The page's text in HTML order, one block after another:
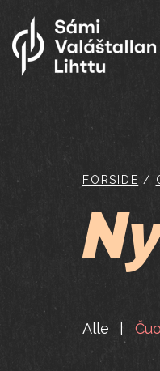
FORSIDE /
Alle